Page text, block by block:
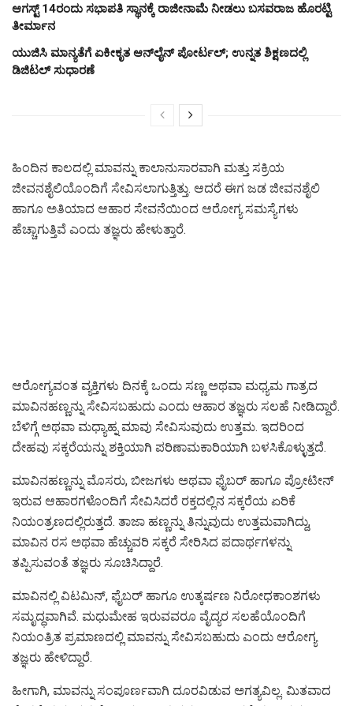
ಆಗಸ್ಟ್‌ 14ರಂದು ಸಭಾಪತಿ ಸ್ಥಾನಕ್ಕೆ ರಾಜೀನಾಮೆ ನೀಡಲು ಬಸವರಾಜ ಹೊರಟ್ಟಿ
ತೀರ್ಮಾನ
ಯುಜಿಸಿ ಮಾನ್ಯತೆಗೆ ಏಕೀಕೃತ ಆನ್‌ಲೈನ್ ಪೋರ್ಟಲ್; ಉನ್ನತ ಶಿಕ್ಷಣದಲ್ಲಿ
ಡಿಜಿಟಲ್ ಸುಧಾರಣೆ
ಹಿಂದಿನ ಕಾಲದಲ್ಲಿ ಮಾವನ್ನು ಕಾಲಾನುಸಾರವಾಗಿ ಮತ್ತು ಸಕ್ರಿಯ
ಜೀವನಶೈಲಿಯೊಂದಿಗೆ ಸೇವಿಸಲಾಗುತ್ತಿತ್ತು. ಆದರೆ ಈಗ ಜಡ ಜೀವನಶೈಲಿ
ಹಾಗೂ ಅತಿಯಾದ ಆಹಾರ ಸೇವನೆಯಿಂದ ಆರೋಗ್ಯ ಸಮಸ್ಯೆಗಳು
ಹೆಚ್ಚಾಗುತ್ತಿವೆ ಎಂದು ತಜ್ಞರು ಹೇಳುತ್ತಾರೆ.
ಆರೋಗ್ಯವಂತ ವ್ಯಕ್ತಿಗಳು ದಿನಕ್ಕೆ ಒಂದು ಸಣ್ಣ ಅಥವಾ ಮಧ್ಯಮ ಗಾತ್ರದ
ಮಾವಿನಹಣ್ಣನ್ನು ಸೇವಿಸಬಹುದು ಎಂದು ಆಹಾರ ತಜ್ಞರು ಸಲಹೆ ನೀಡಿದ್ದಾರೆ.
ಬೆಳಿಗ್ಗೆ ಅಥವಾ ಮಧ್ಯಾಹ್ನ ಮಾವು ಸೇವಿಸುವುದು ಉತ್ತಮ. ಇದರಿಂದ
ದೇಹವು ಸಕ್ಕರೆಯನ್ನು ಶಕ್ತಿಯಾಗಿ ಪರಿಣಾಮಕಾರಿಯಾಗಿ ಬಳಸಿಕೊಳ್ಳುತ್ತದೆ.
ಮಾವಿನಹಣ್ಣನ್ನು ಮೊಸರು, ಬೀಜಗಳು ಅಥವಾ ಫೈಬರ್ ಹಾಗೂ ಪ್ರೋಟೀನ್
ಇರುವ ಆಹಾರಗಳೊಂದಿಗೆ ಸೇವಿಸಿದರೆ ರಕ್ತದಲ್ಲಿನ ಸಕ್ಕರೆಯ ಏರಿಕೆ
ನಿಯಂತ್ರಣದಲ್ಲಿರುತ್ತದೆ. ತಾಜಾ ಹಣ್ಣನ್ನು ತಿನ್ನುವುದು ಉತ್ತಮವಾಗಿದ್ದು,
ಮಾವಿನ ರಸ ಅಥವಾ ಹೆಚ್ಚುವರಿ ಸಕ್ಕರೆ ಸೇರಿಸಿದ ಪದಾರ್ಥಗಳನ್ನು
ತಪ್ಪಿಸುವಂತೆ ತಜ್ಞರು ಸೂಚಿಸಿದ್ದಾರೆ.
ಮಾವಿನಲ್ಲಿ ವಿಟಮಿನ್‌, ಫೈಬರ್ ಹಾಗೂ ಉತ್ಕರ್ಷಣ ನಿರೋಧಕಾಂಶಗಳು
ಸಮೃದ್ಧವಾಗಿವೆ. ಮಧುಮೇಹ ಇರುವವರೂ ವೈದ್ಯರ ಸಲಹೆಯೊಂದಿಗೆ
ನಿಯಂತ್ರಿತ ಪ್ರಮಾಣದಲ್ಲಿ ಮಾವನ್ನು ಸೇವಿಸಬಹುದು ಎಂದು ಆರೋಗ್ಯ
ತಜ್ಞರು ಹೇಳಿದ್ದಾರೆ.
ಹೀಗಾಗಿ, ಮಾವನ್ನು ಸಂಪೂರ್ಣವಾಗಿ ದೂರವಿಡುವ ಅಗತ್ಯವಿಲ್ಲ. ಮಿತವಾದ